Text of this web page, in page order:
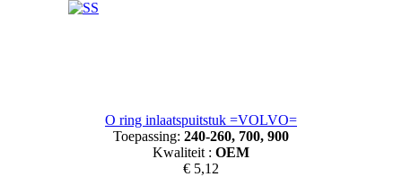
O ring inlaatspuitstuk =VOLVO=
Toepassing: 240-260, 700, 900
Kwaliteit : OEM
€ 5,12